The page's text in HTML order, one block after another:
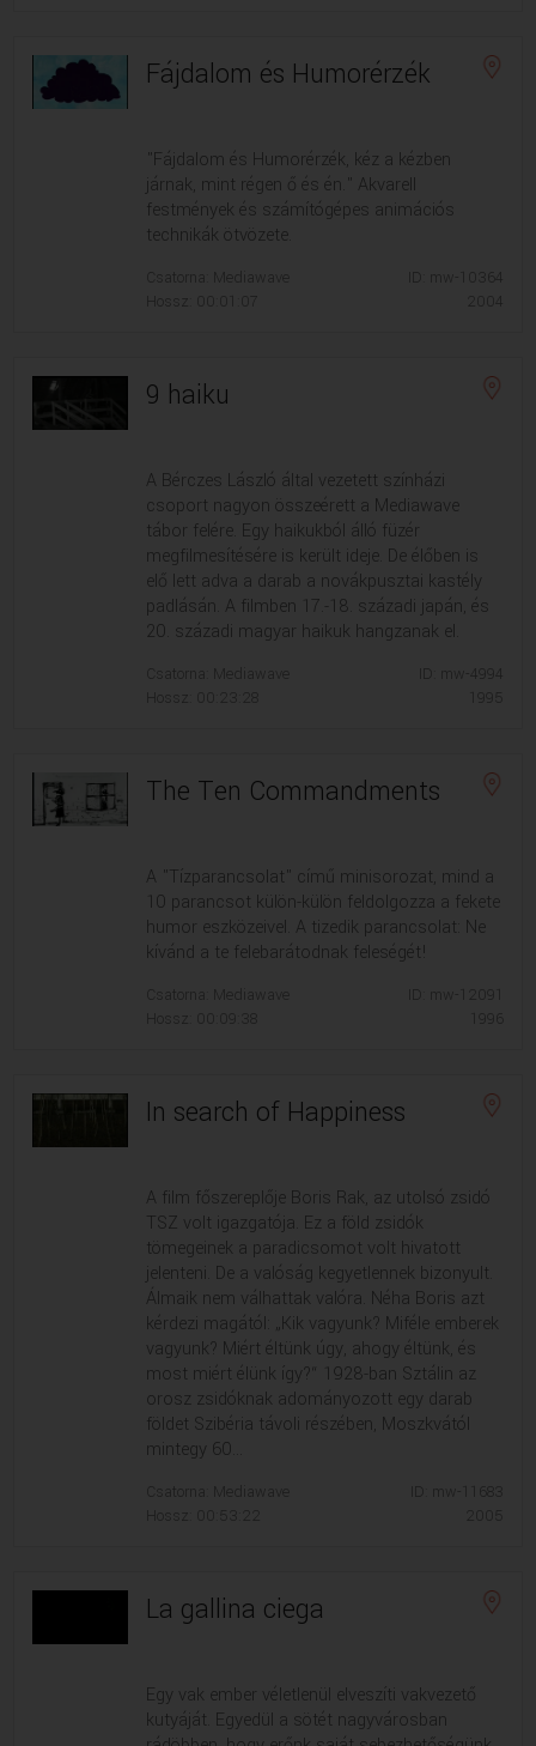
Fájdalom és Humorérzék
"Fájdalom és Humorérzék, kéz a kézben
járnak, mint régen ő és én." Akvarell
festmények és számítógépes animációs
technikák ötvözete.
Csatorna: Mediawave
Hossz: 00:01:07
ID: mw-10364
2004
9 haiku
A Bérczes László által vezetett színházi
csoport nagyon összeérett a Mediawave
tábor felére. Egy haikukból álló füzér
megfilmesítésére is került ideje. De élőben is
elő lett adva a darab a novákpusztai kastély
padlásán. A filmben 17.-18. századi japán, és
20. századi magyar haikuk hangzanak el.
Csatorna: Mediawave
Hossz: 00:23:28
ID: mw-4994
The Ten Commandments
A "Tízparancsolat" című minisorozat, mind a
10 parancsot külön-külön feldolgozza a fekete
humor eszközeivel. A tizedik parancsolat: Ne
kívánd a te felebarátodnak feleségét!
Csatorna: Mediawave
Hossz: 00:09:38
In search of Happiness
A film főszereplője Boris Rak, az utolsó zsidó
TSZ volt igazgatója. Ez a föld zsidók
tömegeinek a paradicsomot volt hivatott
jelenteni. De a valóság kegyetlennek bizonyult.
Álmaik nem válhattak valóra. Néha Boris azt
kérdezi magától: „Kik vagyunk? Miféle emberek
vagyunk? Miért éltünk úgy, ahogy éltünk, és
most miért élünk így?“ 1928-ban Sztálin az
orosz zsidóknak adományozott egy darab
földet Szibéria távoli részében, Moszkvától
mintegy 60...
Csatorna: Mediawave
Hossz: 00:53:22
La gallina ciega
Egy vak ember véletlenül elveszíti vakvezető
kutyáját. Egyedül a sötét nagyvárosban